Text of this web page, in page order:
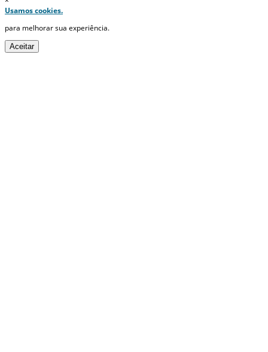
Usamos cookies.
para melhorar sua experiência.
Aceitar